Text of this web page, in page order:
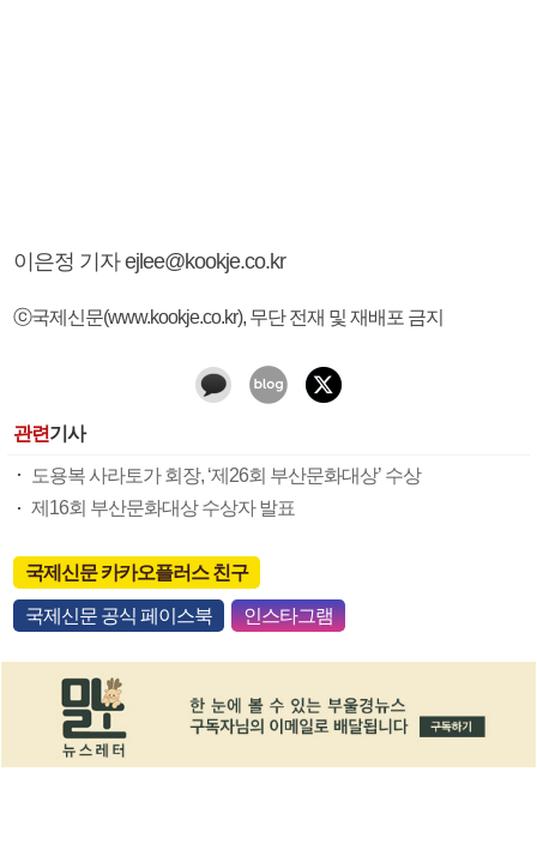
이은정 기자 ejlee@kookje.co.kr
ⓒ국제신문(www.kookje.co.kr), 무단 전재 및 재배포 금지
관련기사
도용복 사라토가 회장, ‘제26회 부산문화대상’ 수상
제16회 부산문화대상 수상자 발표
국제신문 카카오플러스 친구
국제신문 공식 페이스북 인스타그램